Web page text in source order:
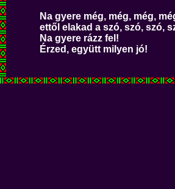
Na gyere még, még, még,
ettől elakad a szó, szó, szó,
Na gyere rázz fel!
Érzed, együtt milyen jó!